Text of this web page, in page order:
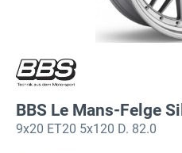
BBS Le Mans-Felge
9x20 ET20 5x120 D. 82.0